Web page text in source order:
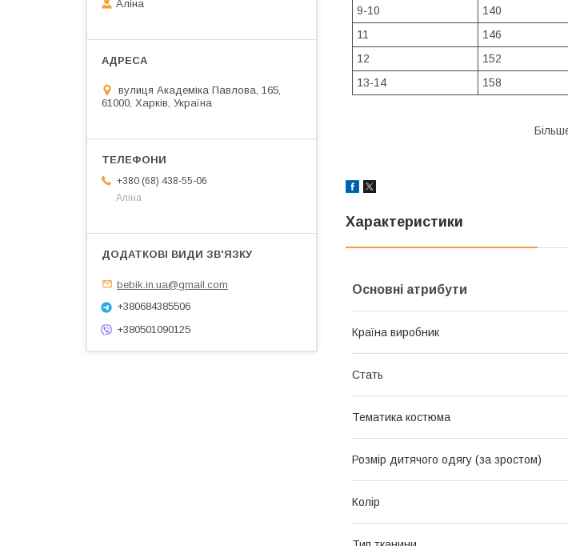
9-10
140
11
146
12
152
13-14
158
Характеристики
Основні атрибути
Країна виробник
Стать
Тематика костюма
Розмір дитячого одягу (за зростом)
Колір
Аліна
вулиця Академіка Павлова, 165,
61000, Харків, Україна
+380 (68) 438-55-06
Аліна
bebik.in.ua@gmail.com
+380684385506
+380501090125